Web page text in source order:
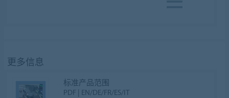
更多信息
标准产品范围
PDF | EN/DE/FR/ES/IT